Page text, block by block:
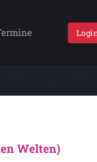
Welten)